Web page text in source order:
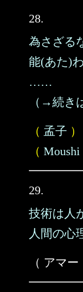
28.
為さざる
能(あた)
……
（→続き
（ 孟子 ）
（ Moushi
29.
技術は人
人間の心
（ アマ